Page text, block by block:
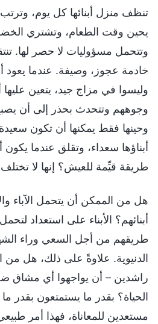
تنظف منزل أبنائها كل يوم،
يحين وقت الطعام، وتشتري
وتتحمل مسؤوليات لا حصر لها.
خادمة عجوز، وصيفة. عندما يعود
وليسوا في مزاج جيد، يتعين
وجوههم وتتحدث بحذر إلى أن
وحينها فقط يمكنها أن تكون
أبناؤها سعداء، وتقلق عندما
طريقة قيِّمة للعيش؟ إنها لا
هل من الممكن أن يتحمل الآباء
أبنائهم؟ الأبناء على استعداد
طريقهم من أجل السعي وراء
الدنيوية. علاوةً على ذلك، هل من
راشدين – أن يواجهوا أي مشاق
الحياة؟ بقدر ما يستمتعون بقدر
مستعدين للمعاناة، فهذا أمر